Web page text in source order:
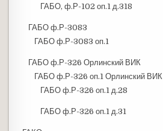
ГАБО, ф.Р-102 оп.1 д.318
ГАБО ф.Р-3083
ГАБО ф.Р-3083 оп.1
ГАБО ф.Р-326 Орлинский ВИК
ГАБО ф.Р-326 оп.1 Орлинский ВИК
ГАБО ф.Р-326 оп.1 д.28
ГАБО ф.Р-326 оп.1 д.31